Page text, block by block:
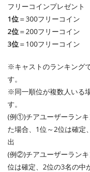
フリーコインプレゼント
1位＝300フリーコイン
2位＝200フリーコイン
3位＝100フリーコイン
※キャストのランキング
す。
※同一順位が複数人いる
す。
(例①)チアユーザーラン
た場合、1位～2位は確定
出
(例②)チアユーザーラン
位は確定、2位の3名の中